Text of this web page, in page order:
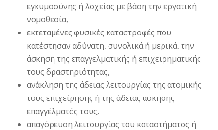
εγκυμοσύνης ή λοχείας με βάση την εργατική
νομοθεσία,
εκτεταμένες φυσικές καταστροφές που
κατέστησαν αδύνατη, συνολικά ή μερικά, την
άσκηση της επαγγελματικής ή επιχειρηματικής
τους δραστηριότητας,
ανάκληση της άδειας λειτουργίας της ατομικής
τους επιχείρησης ή της άδειας άσκησης
επαγγέλματός τους,
απαγόρευση λειτουργίας του καταστήματος ή